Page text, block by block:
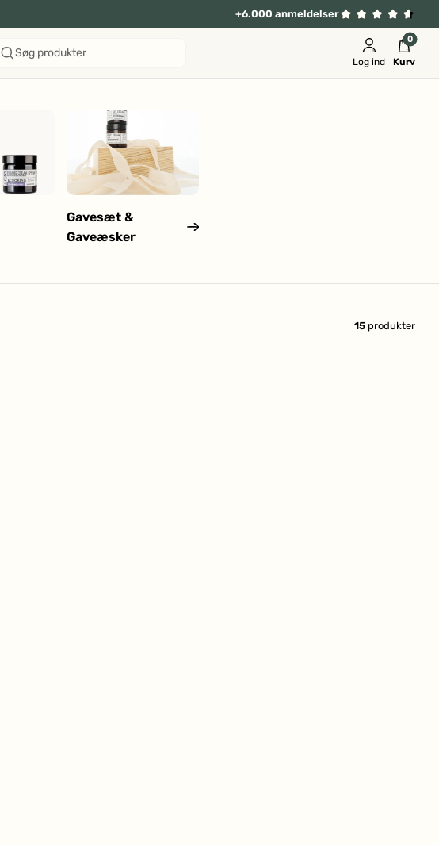
+6.000 anmeldelser
Søg produkter
Log ind
0
Kurv
Gavesæt &
Gaveæsker
15 produkter